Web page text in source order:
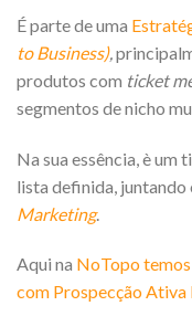
É parte de uma
to Business),
produtos com ticket
segmentos de nicho
Na sua essência, è um
lista definida, juntando
Marketing.
Aqui na NoTopo
com Prospecção